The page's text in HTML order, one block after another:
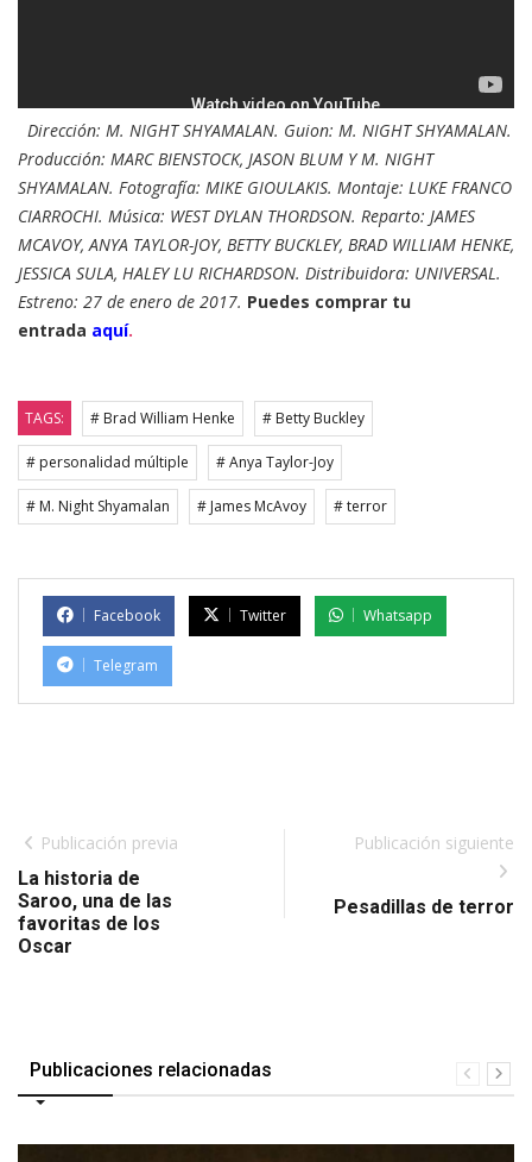
Dirección: M. NIGHT SHYAMALAN. Guion: M. NIGHT SHYAMALAN.
Producción: MARC BIENSTOCK, JASON BLUM Y M. NIGHT
SHYAMALAN. Fotografía: MIKE GIOULAKIS. Montaje: LUKE FRANCO
CIARROCHI. Música: WEST DYLAN THORDSON. Reparto: JAMES
MCAVOY, ANYA TAYLOR-JOY, BETTY BUCKLEY, BRAD WILLIAM HENKE,
JESSICA SULA, HALEY LU RICHARDSON. Distribuidora: UNIVERSAL.
Estreno: 27 de enero de 2017. Puedes comprar tu
entrada aquí.
TAGS: # Brad William Henke # Betty Buckley
# personalidad múltiple # Anya Taylor-Joy
# M. Night Shyamalan # James McAvoy # terror
Facebook Twitter Whatsapp
Telegram
Publicación previa
La historia de
Saroo, una de las
favoritas de los
Oscar
Publicación siguiente
Pesadillas de terror
Publicaciones relacionadas